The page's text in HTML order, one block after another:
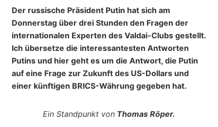
Der russische Präsident Putin hat sich am
Donnerstag über drei Stunden den Fragen der
internationalen Experten des Valdai-Clubs gestellt.
Ich übersetze die interessantesten Antworten
Putins und hier geht es um die Antwort, die Putin
auf eine Frage zur Zukunft des US-Dollars und
einer künftigen BRICS-Währung gegeben hat.
Ein Standpunkt von Thomas Röper.